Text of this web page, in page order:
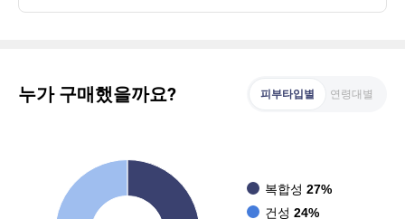
누가 구매했을까요? 피부타입별 연령대별
복합성 27%
건성 24%